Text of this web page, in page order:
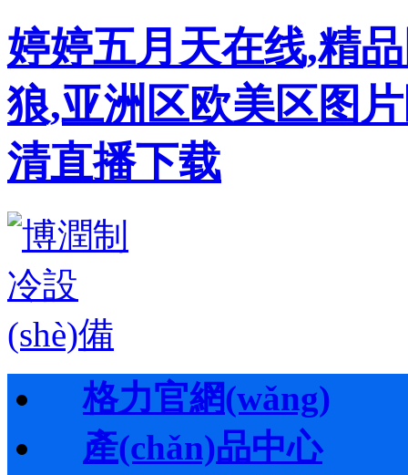
婷婷五月天在线,精
狼,亚洲区欧美区图
清直播下载
格力官網(wǎng)
產(chǎn)品中心